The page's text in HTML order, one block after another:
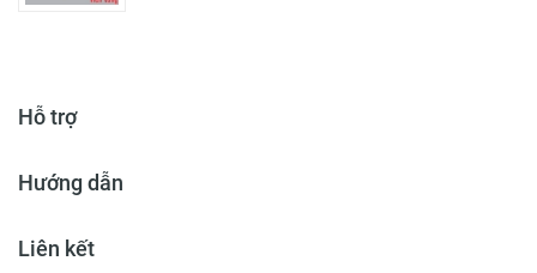
Hỗ trợ
Hướng dẫn
Liên kết